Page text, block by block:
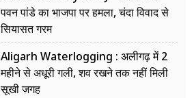
पवन पांडे का भाजपा पर हमला, चंदा विवाद से
सियासत गरम
Aligarh Waterlogging : अलीगढ़ में 2
महीने से अधूरी गली, शव रखने तक नहीं मिली
सूखी जगह